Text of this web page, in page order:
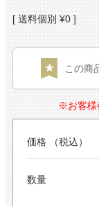
送料個別 ¥0
この商
※お客様
価格 （税込）
数量